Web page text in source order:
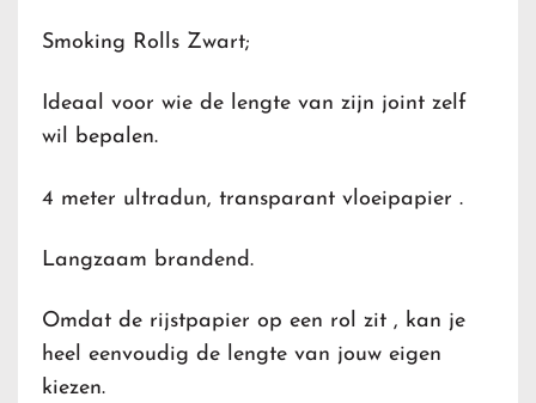
Smoking Rolls Zwart;
Ideaal voor wie de lengte van zijn joint zelf
wil bepalen.
4 meter ultradun, transparant vloeipapier .
Langzaam brandend.
Omdat de rijstpapier op een rol zit , kan je
heel eenvoudig de lengte van jouw eigen
kiezen.